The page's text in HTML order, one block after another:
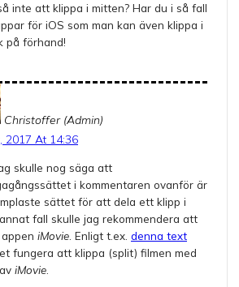
inte att klippa i mitten? Har du i så fall
för iOS som man kan även klippa i
på förhand!
Christoffer (Admin)
2017 At 14:36
skulle nog säga att
i kommentaren ovanför är
sättet för att dela ett klipp i
fall skulle jag rekommendera att
iMovie. Enligt t.ex. denna text
fungera att klippa (split) filmen med
iMovie.